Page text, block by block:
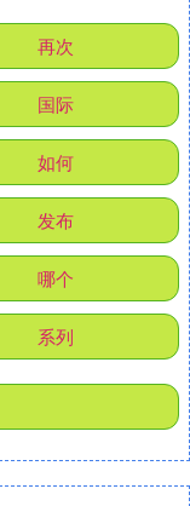
再次
国际
如何
发布
哪个
系列